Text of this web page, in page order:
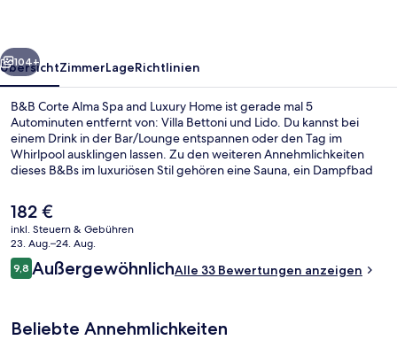
Home
Weiter
104+
ÜbersichtZimmerLageRichtlinien
B&B Corte Alma Spa and Luxury Home ist gerade mal 5
Autominuten entfernt von: Villa Bettoni und Lido. Du kannst bei
einem Drink in der Bar/Lounge entspannen oder den Tag im
Whirlpool ausklingen lassen. Zu den weiteren Annehmlichkeiten
dieses B&Bs im luxuriösen Stil gehören eine Sauna, ein Dampfbad
Der
aktuelle
Preis
beträgt
182 €.
182 €
inkl. Steuern & Gebühren
23. Aug.–24. Aug.
Bewertungen
9,89,8 von 10.
AußergewöhnlichAlle 33 Bewertungen anzeigen
Beliebte Annehmlichkeiten